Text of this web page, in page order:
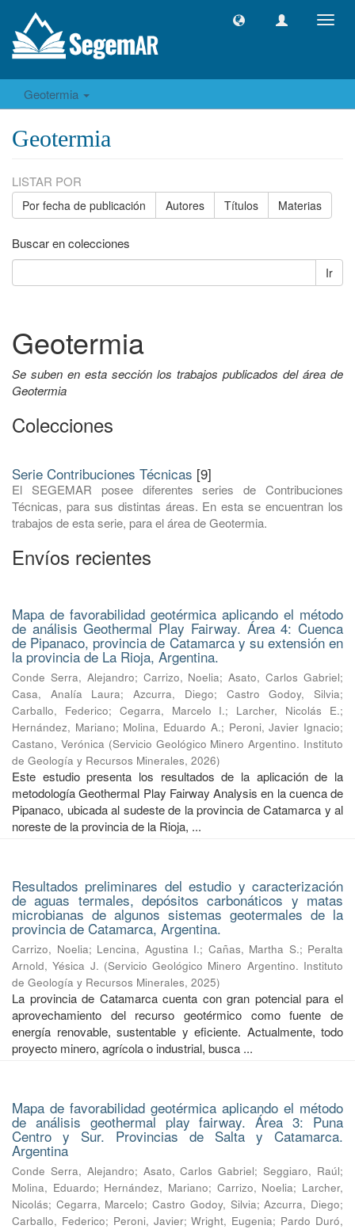
Geotermia
Geotermia
LISTAR POR
Por fecha de publicación Autores Títulos Materias
Buscar en colecciones
Ir
Geotermia
Se suben en esta sección los trabajos publicados del área de
Geotermia
Colecciones
Serie Contribuciones Técnicas [9]
El SEGEMAR posee diferentes series de Contribuciones
Técnicas, para sus distintas áreas. En esta se encuentran los
trabajos de esta serie, para el área de Geotermia.
Envíos recientes
Mapa de favorabilidad geotérmica aplicando el método
de análisis Geothermal Play Fairway. Área 4: Cuenca
de Pipanaco, provincia de Catamarca y su extensión en
la provincia de La Rioja, Argentina.
Conde Serra, Alejandro; Carrizo, Noelia;Asato, Carlos Gabriel;
Casa, Analía Laura;Azcurra, Diego; Castro Godoy, Silvia;
Carballo, Federico; Cegarra, Marcelo I.; Larcher, Nicolás E.;
Hernández, Mariano; Molina, Eduardo A.; Peroni, Javier Ignacio;
Castano, Verónica (Servicio Geológico Minero Argentino. Instituto
de Geología y Recursos Minerales, 2026)
Este estudio presenta los resultados de la aplicación de la
metodología Geothermal Play Fairway Analysis en la cuenca de
Pipanaco, ubicada al sudeste de la provincia de Catamarca y al
noreste de la provincia de la Rioja, ...
Resultados preliminares del estudio y caracterización
de aguas termales, depósitos carbonáticos y matas
microbianas de algunos sistemas geotermales de la
provincia de Catamarca, Argentina.
Carrizo, Noelia; Lencina, Agustina I.; Cañas, Martha S.; Peralta
Arnold, Yésica J. (Servicio Geológico Minero Argentino. Instituto
de Geología y Recursos Minerales, 2025)
La provincia de Catamarca cuenta con gran potencial para el
aprovechamiento del recurso geotérmico como fuente de
energía renovable, sustentable y eficiente. Actualmente, todo
proyecto minero, agrícola o industrial, busca ...
Mapa de favorabilidad geotérmica aplicando el método
de análisis geothermal play fairway. Área 3: Puna
Centro y Sur. Provincias de Salta y Catamarca.
Argentina
Conde Serra, Alejandro; Asato, Carlos Gabriel;Seggiaro, Raúl;
Molina, Eduardo; Hernández, Mariano; Carrizo, Noelia; Larcher,
Nicolás; Cegarra, Marcelo;Castro Godoy, Silvia;Azcurra, Diego;
Carballo, Federico; Peroni, Javier;Wright, Eugenia; Pardo Duró,